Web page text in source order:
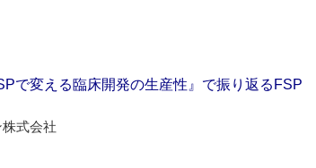
で変える臨床開発の生産性』で振り返るFSP
式会社